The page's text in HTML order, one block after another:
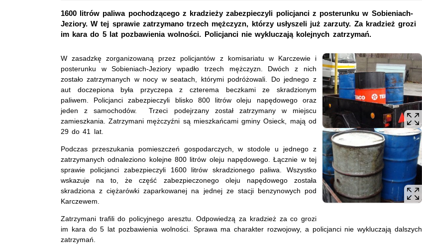
1600 litrów paliwa pochodzącego z kradzieży zabezpieczyli policjanci z posterunku w Sobieniach-
Jeziory. W tej sprawie zatrzymano trzech mężczyzn, którzy usłyszeli już zarzuty. Za kradzież grozi
im kara do 5 lat pozbawienia wolności. Policjanci nie wykluczają kolejnych zatrzymań.
W zasadzkę zorganizowaną przez policjantów z komisariatu w Karczewie i
posterunku w Sobieniach-Jeziory wpadło trzech mężczyzn. Dwóch z nich
zostało zatrzymanych w nocy w seatach, którymi podróżowali. Do jednego z
aut doczepiona była przyczepa z czterema beczkami ze skradzionym
paliwem. Policjanci zabezpieczyli blisko 800 litrów oleju napędowego oraz
jeden z samochodów. Trzeci podejrzany został zatrzymany w miejscu
zamieszkania. Zatrzymani mężczyźni są mieszkańcami gminy Osieck, mają od
29 do 41 lat.
Podczas przeszukania pomieszczeń gospodarczych, w stodole u jednego z
zatrzymanych odnaleziono kolejne 800 litrów oleju napędowego. Łącznie w tej
sprawie policjanci zabezpieczyli 1600 litrów skradzionego paliwa. Wszystko
wskazuje na to, że część zabezpieczonego oleju napędowego została
skradziona z ciężarówki zaparkowanej na jednej ze stacji benzynowych pod
Karczewem.
Zatrzymani trafili do policyjnego aresztu. Odpowiedzą za kradzież za co grozi
im kara do 5 lat pozbawienia wolności. Sprawa ma charakter rozwojowy, a policjanci nie wykluczają dalszych
zatrzymań.